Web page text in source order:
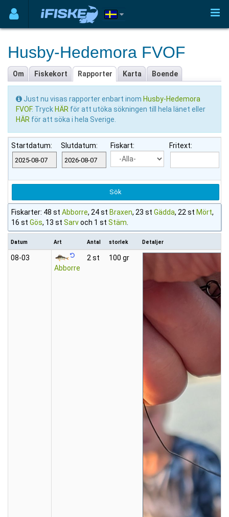
Husby-Hedemora FVOF
Om Fiskekort Rapporter Karta Boende
Just nu visas rapporter enbart inom Husby-Hedemora
FVOF. Tryck HÄR för att utöka sökningen till hela länet eller
HÄR för att söka i hela Sverige.
Startdatum: Slutdatum: Fiskart: Fritext:
Fiskarter: 48 st Abborre, 24 st Braxen, 23 st Gädda, 22 st Mört,
16 st Gös, 13 st Sarvoch 1 st Stäm
Datum Art Antal storlek Detaljer
08‑03
Abborre
2 st 100 gr